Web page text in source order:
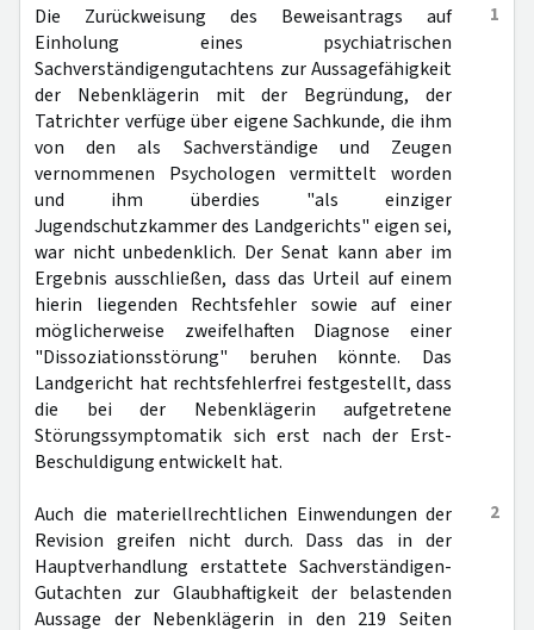
1
Die Zurückweisung des Beweisantrags auf
Einholung eines psychiatrischen
Sachverständigengutachtens zur Aussagefähigkeit
der Nebenklägerin mit der Begründung, der
Tatrichter verfüge über eigene Sachkunde, die ihm
von den als Sachverständige und Zeugen
vernommenen Psychologen vermittelt worden
und ihm überdies "als einziger
Jugendschutzkammer des Landgerichts" eigen sei,
war nicht unbedenklich. Der Senat kann aber im
Ergebnis ausschließen, dass das Urteil auf einem
hierin liegenden Rechtsfehler sowie auf einer
möglicherweise zweifelhaften Diagnose einer
"Dissoziationsstörung" beruhen könnte. Das
Landgericht hat rechtsfehlerfrei festgestellt, dass
die bei der Nebenklägerin aufgetretene
Störungssymptomatik sich erst nach der Erst-
Beschuldigung entwickelt hat.
2
Auch die materiellrechtlichen Einwendungen der
Revision greifen nicht durch. Dass das in der
Hauptverhandlung erstattete Sachverständigen-
Gutachten zur Glaubhaftigkeit der belastenden
Aussage der Nebenklägerin in den 219 Seiten